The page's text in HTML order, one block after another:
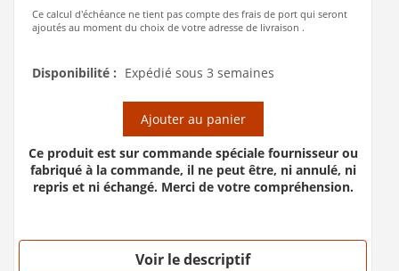
Ce calcul d'échéance ne tient pas compte des frais de port qui seront
ajoutés au moment du choix de votre adresse de livraison .
Disponibilité : Expédié sous 3 semaines
Ajouter au panier
Ce produit est sur commande spéciale fournisseur ou
fabriqué à la commande, il ne peut être, ni annulé, ni
repris et ni échangé. Merci de votre compréhension.
Voir le descriptif